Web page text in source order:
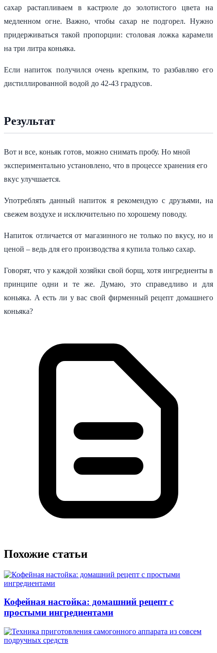
сахар растапливаем в кастрюле до золотистого цвета на
медленном огне. Важно, чтобы сахар не подгорел. Нужно
придерживаться такой пропорции: столовая ложка карамели
на три литра коньяка.
Если напиток получился очень крепким, то разбавляю его
дистиллированной водой до 42-43 градусов.
Результат
Вот и все, коньяк готов, можно снимать пробу. Но мной
экспериментально установлено, что в процессе хранения его
вкус улучшается.
Употреблять данный напиток я рекомендую с друзьями, на
свежем воздухе и исключительно по хорошему поводу.
Напиток отличается от магазинного не только по вкусу, но и
ценой – ведь для его производства я купила только сахар.
Говорят, что у каждой хозяйки свой борщ, хотя ингредиенты в
принципе одни и те же. Думаю, это справедливо и для
коньяка. А есть ли у вас свой фирменный рецепт домашнего
коньяка?
Похожие статьи
Кофейная настойка: домашний рецепт с
простыми ингредиентами